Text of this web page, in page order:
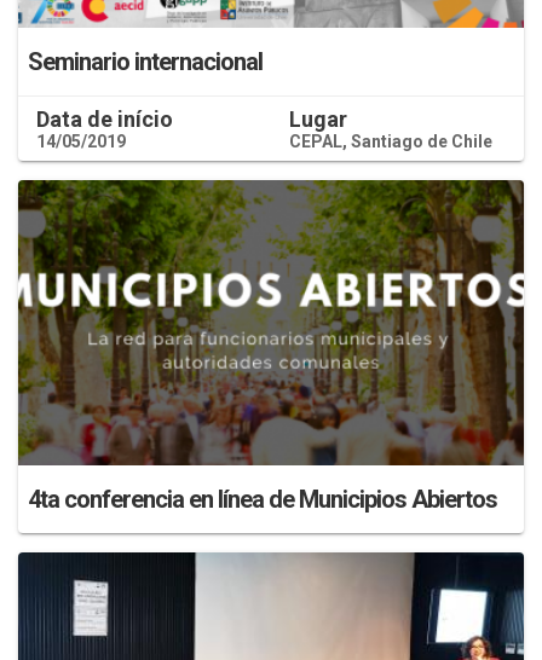
Seminario internacional
Data de início
14/05/2019
Lugar
CEPAL, Santiago de Chile
4ta conferencia en línea de Municipios Abiertos